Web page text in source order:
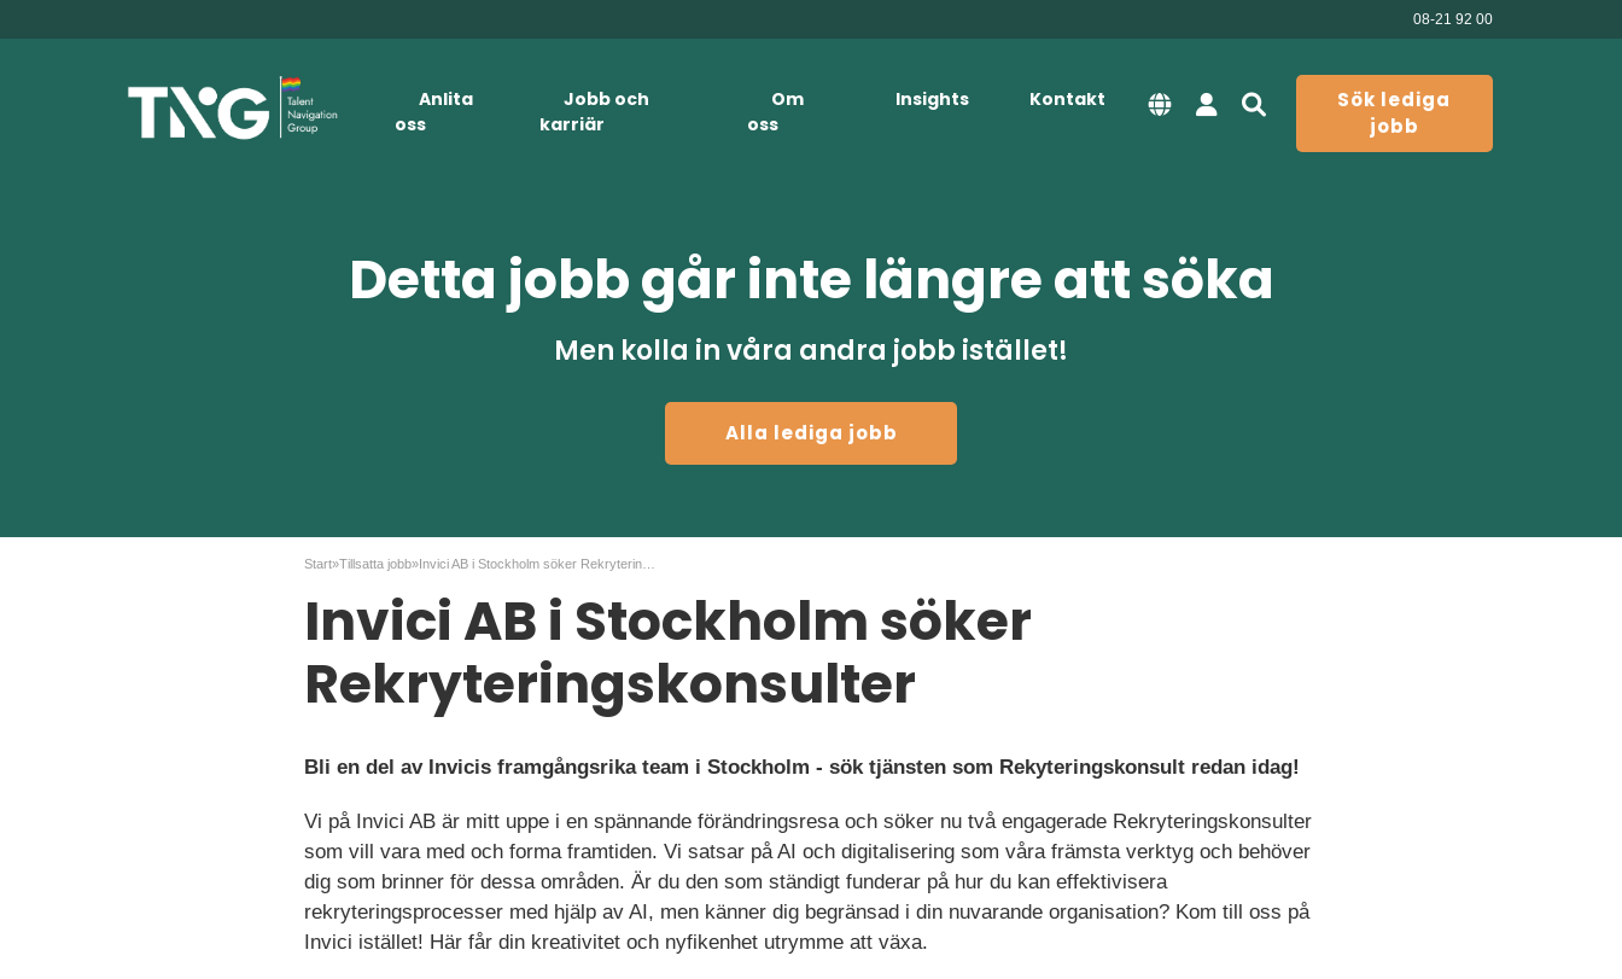
08-21 92 00
Anlita
oss
Jobb och
karriär
Om
oss
Insights Kontakt
Sök lediga
jobb
Detta jobb går inte längre att söka
Men kolla in våra andra jobb istället!
Alla lediga jobb
Start»Tillsatta jobb»
Invici AB i Stockholm söker
Rekryteringskonsulter
Bli en del av Invicis framgångsrika team i Stockholm - sök tjänsten som Rekyteringskonsult redan idag!
Vi på Invici AB är mitt uppe i en spännande förändringsresa och söker nu två engagerade Rekryteringskonsulter
som vill vara med och forma framtiden. Vi satsar på AI och digitalisering som våra främsta verktyg och behöver
dig som brinner för dessa områden. Är du den som ständigt funderar på hur du kan effektivisera
rekryteringsprocesser med hjälp av AI, men känner dig begränsad i din nuvarande organisation? Kom till oss på
Invici istället! Här får din kreativitet och nyfikenhet utrymme att växa.